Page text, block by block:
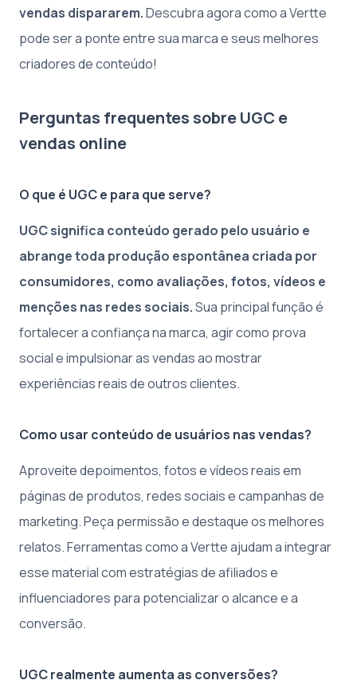
vendas dispararem.Descubra agora como a Vertte
pode ser a ponte entre sua marca e seus melhores
criadores de conteúdo!
Perguntas frequentes sobre UGC e
vendas online
O que é UGC e para que serve?
UGC significa conteúdo gerado pelo usuário e
abrange toda produção espontânea criada por
consumidores, como avaliações, fotos, vídeos e
menções nas redes sociais.Sua principal função é
fortalecer a confiança na marca, agir como prova
social e impulsionar as vendas ao mostrar
experiências reais de outros clientes.
Como usar conteúdo de usuários nas vendas?
Aproveite depoimentos, fotos e vídeos reais em
páginas de produtos, redes sociais e campanhas de
marketing. Peça permissão e destaque os melhores
relatos. Ferramentas como a Vertte ajudam a integrar
esse material com estratégias de afiliados e
influenciadores para potencializar o alcance e a
conversão.
UGC realmente aumenta as conversões?